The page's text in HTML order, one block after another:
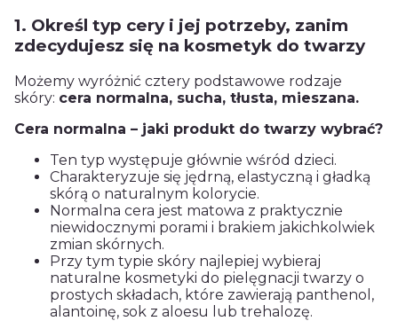
1. Określ typ cery i jej potrzeby, zanim
zdecydujesz się na kosmetyk do twarzy
Możemy wyróżnić cztery podstawowe rodzaje
skóry: cera normalna, sucha, tłusta, mieszana.
Cera normalna – jaki produkt do twarzy wybrać?
Ten typ występuje głównie wśród dzieci.
Charakteryzuje się jędrną, elastyczną i gładką
skórą o naturalnym kolorycie.
Normalna cera jest matowa z praktycznie
niewidocznymi porami i brakiem jakichkolwiek
zmian skórnych.
Przy tym typie skóry najlepiej wybieraj
naturalne kosmetyki do pielęgnacji twarzy o
prostych składach, które zawierają panthenol,
alantoinę, sok z aloesu lub trehalozę.